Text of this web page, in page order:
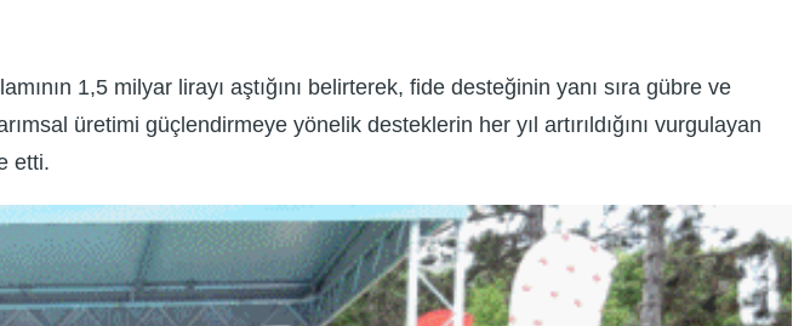
1,5 milyar lirayı aştığını belirterek, fide desteğinin yanı sıra gübre ve
üretimi güçlendirmeye yönelik desteklerin her yıl artırıldığını vurgulayan
etti.